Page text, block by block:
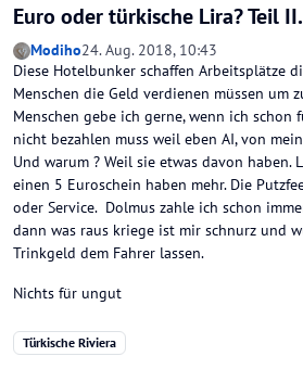
Euro oder türkische Lira? Teil II.
Modiho24. Aug. 2018, 10:43
Diese Hotelbunker schaffen Arbeitsplätze
Menschen die Geld verdienen müssen um
Menschen gebe ich gerne, wenn ich schon
nicht bezahlen muss weil eben AI, von
Und warum ? Weil sie etwas davon haben.
einen 5 Euroschein haben mehr. Die
oder Service. Dolmus zahle ich schon
dann was raus kriege ist mir schnurz und
Trinkgeld dem Fahrer lassen.
Nichts für ungut
Türkische Riviera